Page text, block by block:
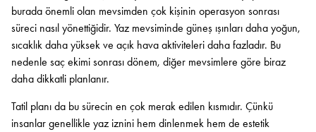
burada önemli olan mevsimden çok kişinin operasyon sonrası
süreci nasıl yönettiğidir. Yaz mevsiminde güneş ışınları daha yoğun,
sıcaklık daha yüksek ve açık hava aktiviteleri daha fazladır. Bu
nedenle saç ekimi sonrası dönem, diğer mevsimlere göre biraz
daha dikkatli planlanır.
Tatil planı da bu sürecin en çok merak edilen kısmıdır. Çünkü
insanlar genellikle yaz iznini hem dinlenmek hem de estetik